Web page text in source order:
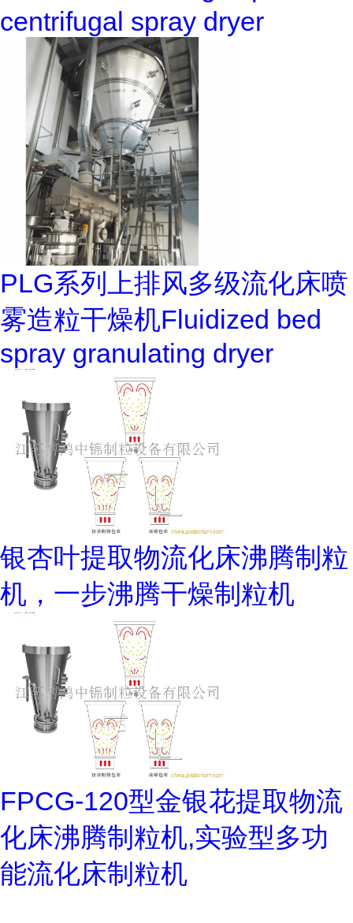
centrifugal spray dryer
PLG系列上排风多级流化床喷
雾造粒干燥机Fluidized bed
spray granulating dryer
银杏叶提取物流化床沸腾制粒
机，一步沸腾干燥制粒机
FPCG-120型金银花提取物流
化床沸腾制粒机,实验型多功
能流化床制粒机